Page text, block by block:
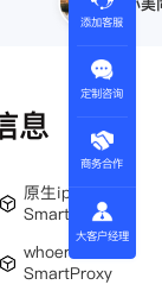
息
原生ip推荐-
SmartProxy
whoer-
SmartProxy
添加客服
定制咨询
商务合作
大客户经理